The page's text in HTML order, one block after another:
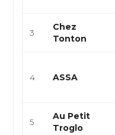
3
Chez
Tonton
4 ASSA
5
Au Petit
Troglo